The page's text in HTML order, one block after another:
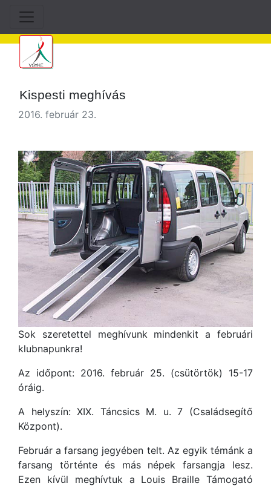
Kispesti meghívás
2016. február 23.
Sok szeretettel meghívunk mindenkit a februári
klubnapunkra!
Az időpont: 2016. február 25. (csütörtök) 15-17
óráig.
A helyszín: XIX. Táncsics M. u. 7 (Családsegítő
Központ).
Február a farsang jegyében telt. Az egyik témánk a
farsang történte és más népek farsangja lesz.
Ezen kívül meghívtuk a Louis Braille Támogató